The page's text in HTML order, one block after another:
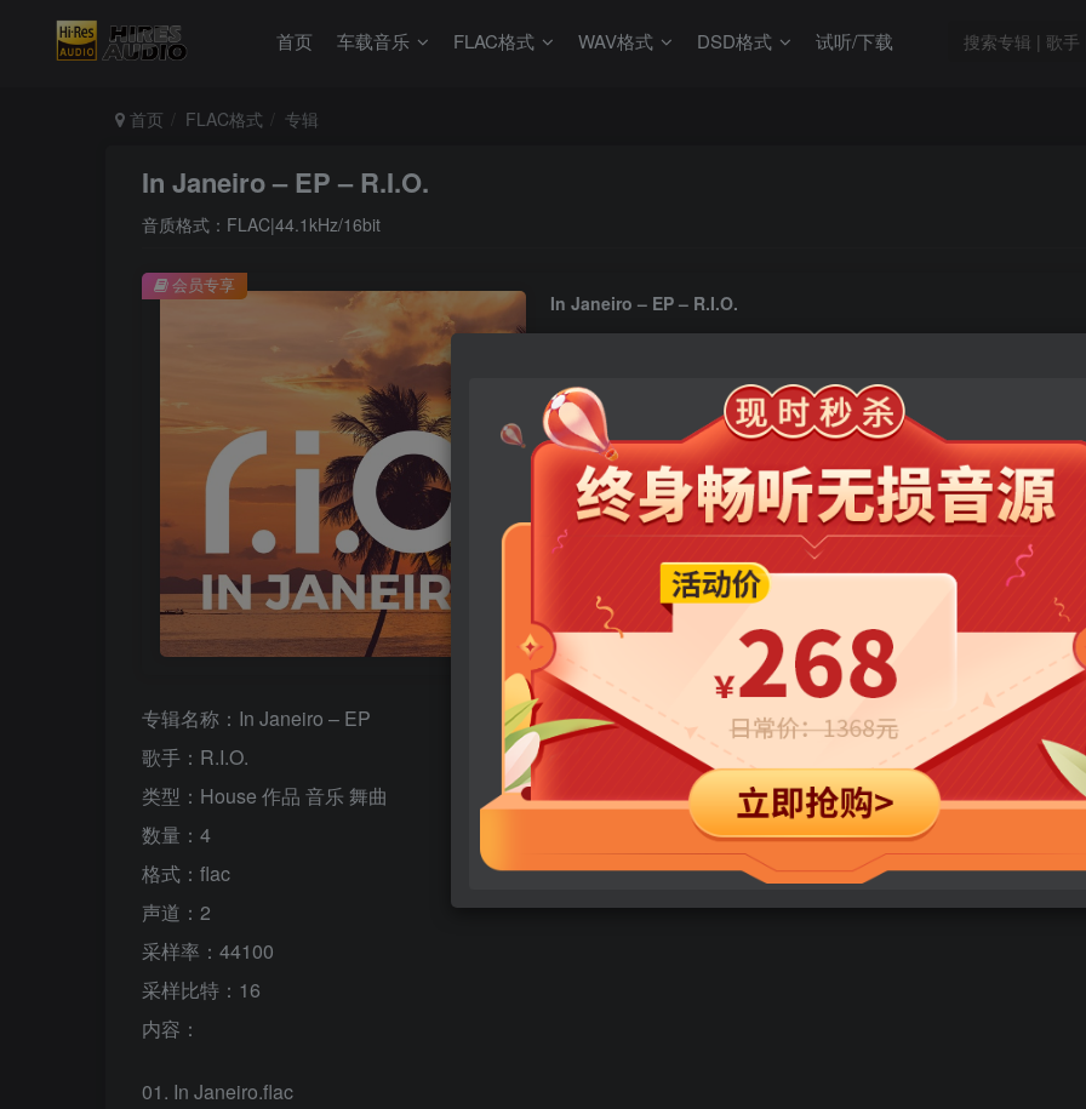
首页 车载音乐 FLAC格式 WAV格式 DSD格式 试听/下载
首页 FLAC格式 专辑
In Janeiro – EP – R.I.O.
音质格式：FLAC|44.1kHz/16bit
In Janeiro – EP – R.I.O.
￥9.9 限时特惠
￥99
年卡会员免费 永久会员 免费
立即购买
您当前未登录！建议登陆后购买，可保存购买订单
会员专享
专辑名称：In Janeiro – EP
歌手：R.I.O.
类型：House 作品 音乐 舞曲
数量：4
格式：flac
声道：2
采样率：44100
采样比特：16
内容：
01. In Janeiro.flac